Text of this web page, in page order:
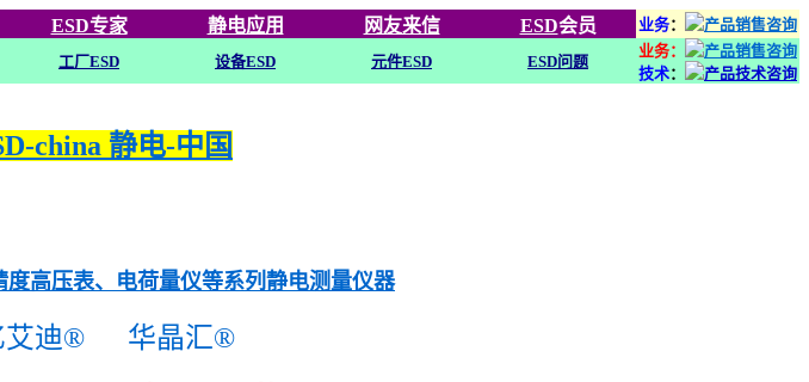
ESD专家 静电应用 网友来信 ESD会员 业务：
工厂ESD 设备ESD 元件ESD ESD问题
业务：
技术：
china 静电-中国
度高压表、电荷量仪等系列静电测量仪器
艾迪®
华晶汇®